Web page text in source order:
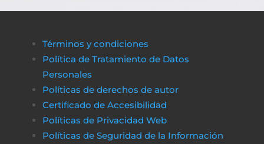
Términos y condiciones
Política de Tratamiento de Datos
Personales
Políticas de derechos de autor
Certificado de Accesibilidad
Políticas de Privacidad Web
Políticas de Seguridad de la Información